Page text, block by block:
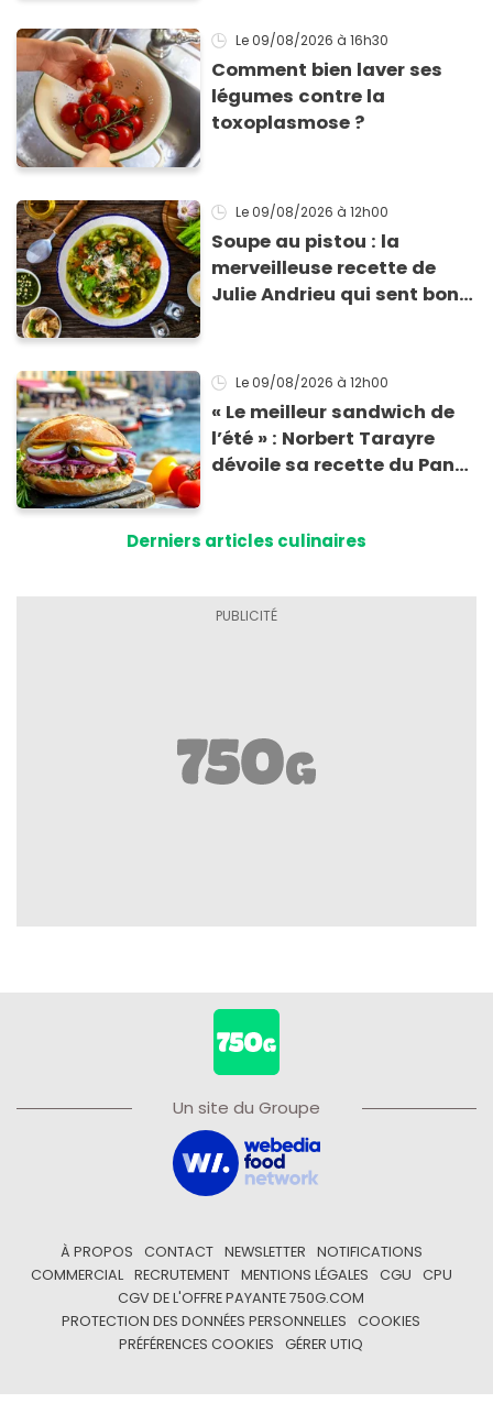
Le 09/08/2026 à 16h30
Comment bien laver ses
légumes contre la
toxoplasmose ?
Le 09/08/2026 à 12h00
Soupe au pistou : la
merveilleuse recette de
Julie Andrieu qui sent bon
Le 09/08/2026 à 12h00
« Le meilleur sandwich de
l’été » : Norbert Tarayre
dévoile sa recette du Pan
Derniers articles culinaires
Un site du Groupe
À PROPOS CONTACT NEWSLETTER
NOTIFICATIONS
COMMERCIAL
RECRUTEMENT MENTIONS LÉGALES CGU
CPU
CGV DE L'OFFRE PAYANTE 750G.COM
PROTECTION DES DONNÉES PERSONNELLES
COOKIES
PRÉFÉRENCES COOKIES
GÉRER UTIQ